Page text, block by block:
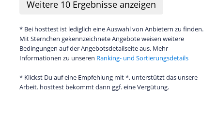
Weitere 10 Ergebnisse anzeigen
* Bei hosttest ist lediglich eine Auswahl von Anbietern zu finden.
Mit Sternchen gekennzeichnete Angebote weisen weitere
Bedingungen auf der Angebotsdetailseite aus. Mehr
Informationen zu unseren Ranking- und Sortierungsdetails
* Klickst Du auf eine Empfehlung mit *, unterstützt das unsere
Arbeit. hosttest bekommt dann ggf. eine Vergütung.